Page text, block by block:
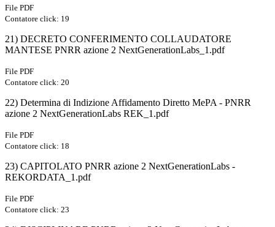
File PDF
Contatore click: 19
21) DECRETO CONFERIMENTO COLLAUDATORE
MANTESE PNRR azione 2 NextGenerationLabs_1.pdf
File PDF
Contatore click: 20
22) Determina di Indizione Affidamento Diretto MePA - PNRR
azione 2 NextGenerationLabs REK_1.pdf
File PDF
Contatore click: 18
23) CAPITOLATO PNRR azione 2 NextGenerationLabs -
REKORDATA_1.pdf
File PDF
Contatore click: 23